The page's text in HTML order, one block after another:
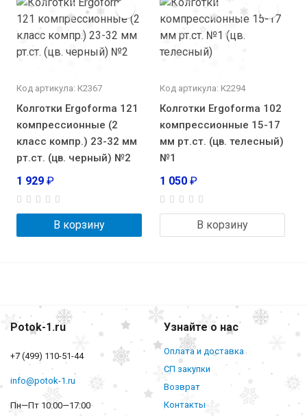
Код артикула: К2367
Колготки Ergoforma 121
компрессионные (2
класс компр.) 23-32 мм
рт.ст. (цв. черный) №2
1 929 ₽
В корзину
Код артикула: К2294
Колготки Ergoforma 102
компрессионные 15-17
мм рт.ст. (цв. телесный)
№1
1 050 ₽
В корзину
Potok-1.ru
+7 (499) 110-51-44
info@potok-1.ru
Пн—Пт 10:00—17:00
Узнайте о нас
Оплата и доставка
СП закупки
Возврат
Контакты